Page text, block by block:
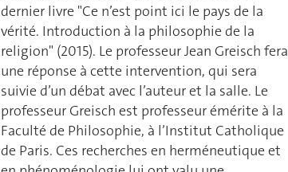
dernier livre "Ce n’est point ici le pays de la
vérité. Introduction à la philosophie de la
religion" (2015). Le professeur Jean Greisch fera
une réponse à cette intervention, qui sera
suivie d’un débat avec l’auteur et la salle. Le
professeur Greisch est professeur émérite à la
Faculté de Philosophie, à l’Institut Catholique
de Paris. Ces recherches en herméneutique et